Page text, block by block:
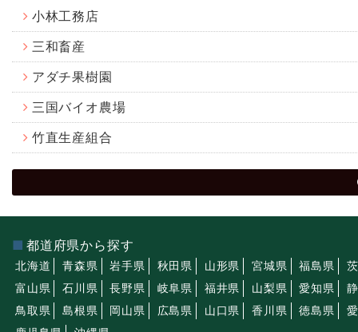
小林工務店
三和畜産
アダチ果樹園
三国バイオ農場
竹直生産組合
都道府県から探す
北海道 青森県 岩手県 秋田県 山形県 宮城県 福島県
富山県
石川県 長野県 岐阜県 福井県 山梨県 愛知県
鳥取県
島根県 岡山県 広島県 山口県 香川県 徳島県